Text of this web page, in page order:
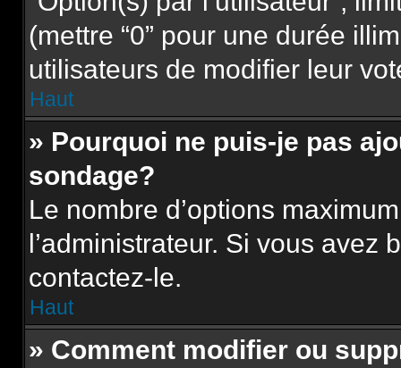
(mettre “0” pour une durée
utilisateurs de modifier leur
Haut
» Pourquoi ne puis-je pas
sondage?
Le nombre d’options
l’administrateur. Si vous avez
contactez-le.
Haut
» Comment modifier ou